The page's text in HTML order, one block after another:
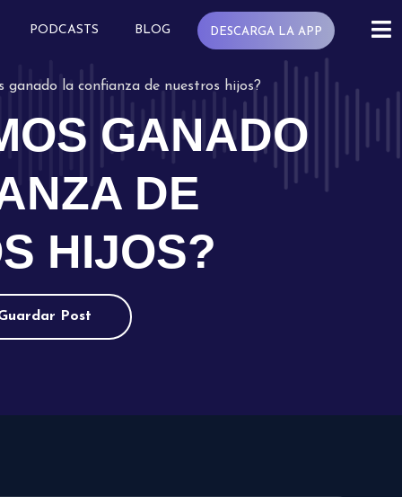
PODCASTS BLOG DESCARGA LA APP
ganado la confianza de nuestros hijos?
GANADO
DE
HIJOS?
Post